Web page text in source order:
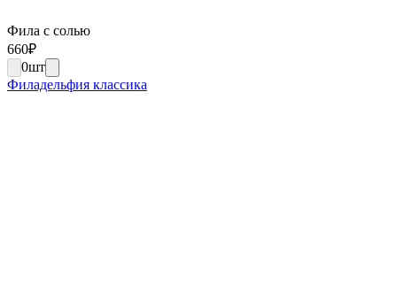
Фила с солью
660₽
0шт
Филадельфия классика